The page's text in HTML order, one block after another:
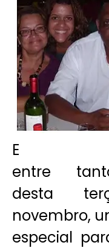
E
entre
desta
novembro,
especial